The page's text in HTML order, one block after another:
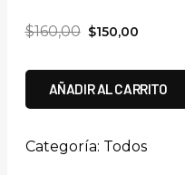
$160,00 $150,00
AÑADIR AL CARRITO
Categoría: Todos